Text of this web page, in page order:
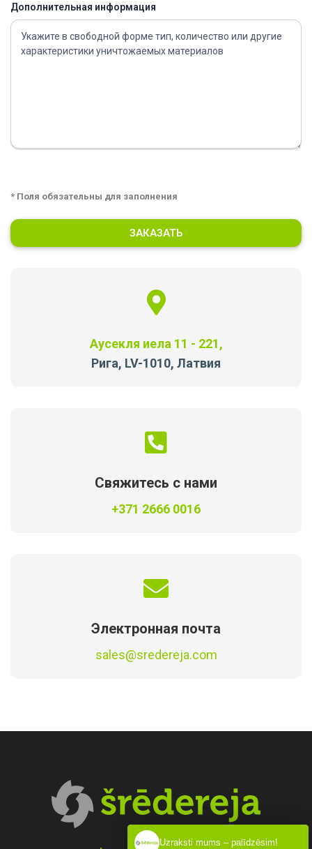
Дополнительная информация
* Поля обязательны для заполнения
Аусекля иела 11 - 221,
Рига, LV-1010, Латвия
Свяжитесь с нами
+371 2666 0016
Электронная почта
sales@sredereja.com
Uzraksti mums – palīdzēsim!